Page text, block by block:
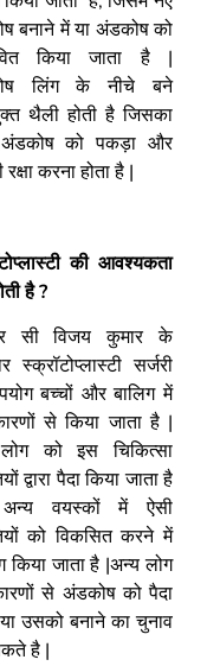
बनाने में या अंडकोष को
किया जाता है |
लिंग के नीचे बने
थैली होती है जिसका
को पकड़ा और
करना होता है |
की आवश्यकता
है ?
सी विजय कुमार के
स्क्रॉटोप्लास्टी सर्जरी
बच्चों और बालिग में
से किया जाता है |
को इस चिकित्सा
द्वारा पैदा किया जाता है
वयस्कों में ऐसी
को विकसित करने में
किया जाता है |अन्य लोग
से अंडकोष को पैदा
उसको बनाने का चुनाव
है |